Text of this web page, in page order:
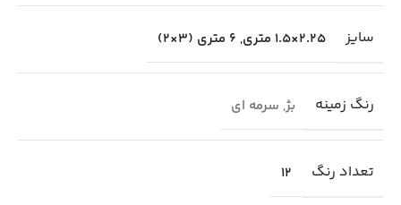
سایز 2.25×1.5 متری , 6 متری (3×2)
رنگ زمینه بژ, سرمه ای
تعداد رنگ 12